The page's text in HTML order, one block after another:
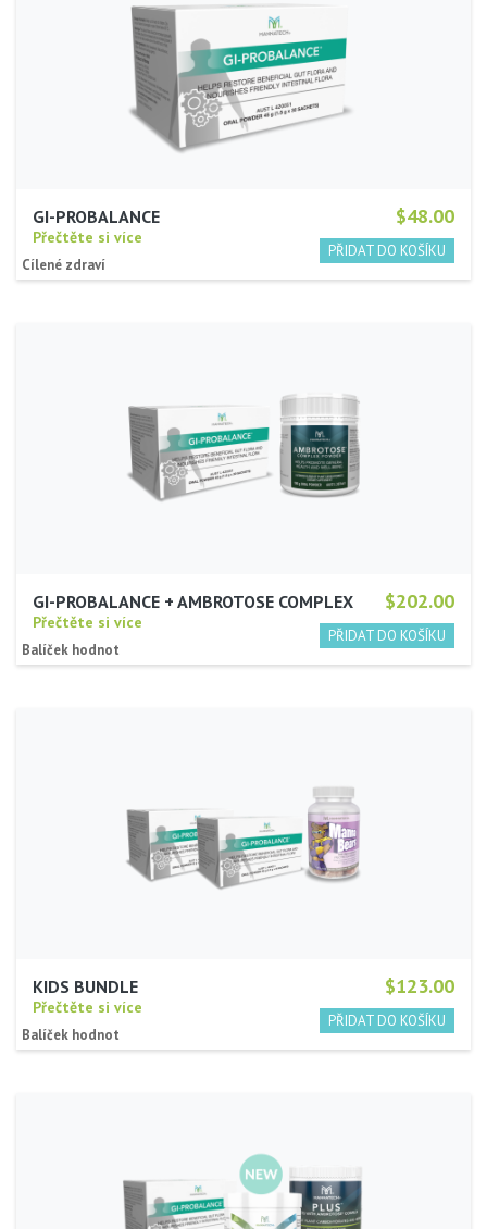
$48.00
GI-PROBALANCE
Přečtěte si více
Cílené zdraví
$202.00
GI-PROBALANCE + AMBROTOSE COMPLEX
Přečtěte si více
Balíček hodnot
$123.00
KIDS BUNDLE
Přečtěte si více
Balíček hodnot